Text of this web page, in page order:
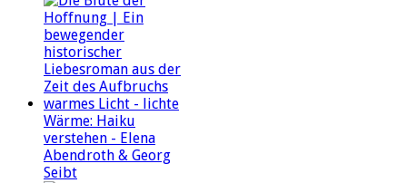
warmes Licht - lichte
Wärme: Haiku
verstehen - Elena
Abendroth & Georg
Seibt